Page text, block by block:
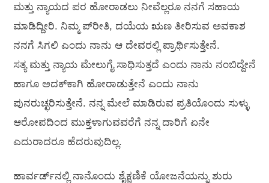
ಮತ್ತು ನ್ಯಾಯದ ಪರ ಹೋರಾಡಲು ನೀವೆಲ್ಲರೂ ನನಗೆ ಸಹಾಯ
ಮಾಡಿದ್ದೀರಿ. ನಿಮ್ಮ ಪ್‍ರೀತಿ, ದಯೆಯ ಋಣ ತೀರಿಸುವ ಅವಕಾಶ
ನನಗೆ ಸಿಗಲಿ ಎಂದು ನಾನು ಆ ದೇವರಲ್ಲಿ ಪ್ರಾರ್ಥಿಸುತ್ತೇನೆ.
ಸತ್ಯ ಮತ್ತು ನ್ಯಾಯ ಮೇಲುಗೈ ಸಾಧಿಸುತ್ತದೆ ಎಂದು ನಾನು ನಂಬಿದ್ದೇನೆ
ಹಾಗೂ ಅದಕ್‍ಕಾಗಿ ಹೋರಾಡುತ್ತೇನೆ ಎಂದು ನಾನು
ಪುನರುಚ್ಛರಿಸುತ್ತೇನೆ. ನನ್ನ ಮೇಲೆ ಮಾಡಿರುವ ಪ್ರತಿಯೊಂದು ಸುಳ್ಳು
ಆರೋಪದಿಂದ ಮುಕ್ತಳಾಗುವವರೆಗೆ ನನ್ನ ದಾರಿಗೆ ಏನೇ
ಎದುರಾದರೂ ಹೆದರುವುದಿಲ್ಲ.
ಹಾರ್ವರ್ಡ್‍ನಲ್ಲಿ ನಾನೊಂದು ಶೈಕ್ಷಣಿಕೆ ಯೋಜನೆಯನ್ನು ಶುರು